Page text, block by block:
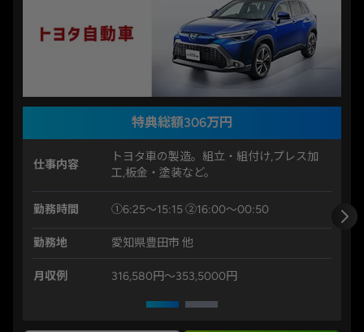
特典総額306万円
仕事内容
トヨタ車の製造。組立・組付け,プレス加
工,板金・塗装など。
勤務時間 ①6:25〜15:15 ②16:00〜00:50
勤務地 愛知県豊田市 他
月収例 316,580円〜353,5000円